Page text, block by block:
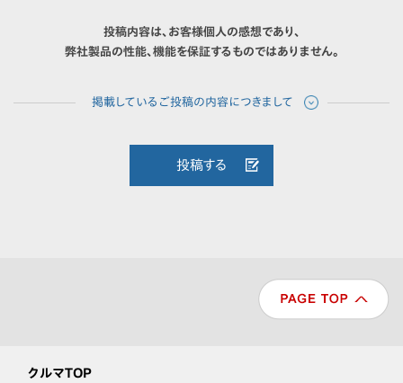
投稿内容は、お客様個人の感想であり、
弊社製品の性能、機能を保証するものではありません。
投稿する
クルマTOP